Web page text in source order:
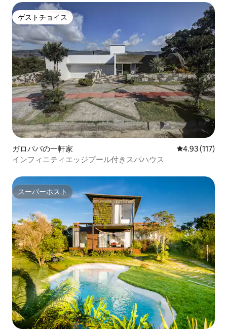
ゲストチョイス
ゲストチョイス
ガロパバの一軒家 レビュー117
4.93 (117)
インフィニティエッジプール付きスパハウス
スーパーホスト
スーパーホスト